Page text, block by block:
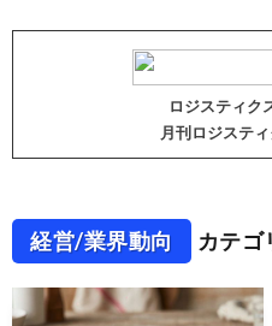
ロジスティク
月刊ロジステ
経営/業界動向 カテゴ